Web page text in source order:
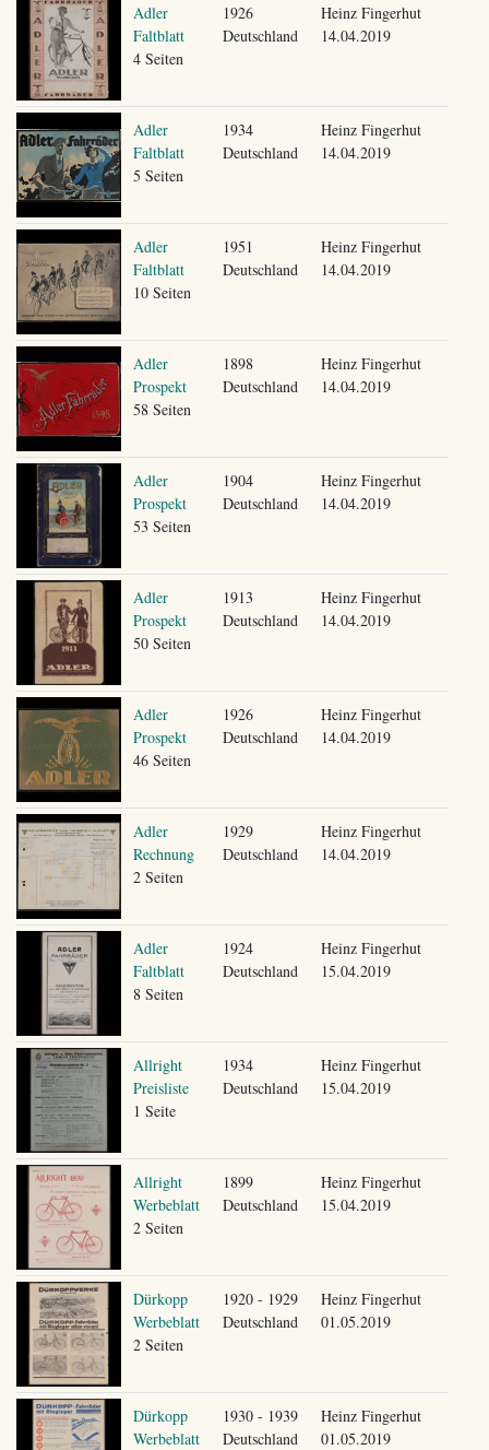
Adler
Faltblatt
4 Seiten
1926
Deutschland
Heinz Fingerhut
14.04.2019
Adler
Faltblatt
5 Seiten
1934
Deutschland
Heinz Fingerhut
14.04.2019
Adler
Faltblatt
10 Seiten
1951
Deutschland
Heinz Fingerhut
14.04.2019
Adler
Prospekt
58 Seiten
1898
Deutschland
Heinz Fingerhut
14.04.2019
Adler
Prospekt
53 Seiten
1904
Deutschland
Heinz Fingerhut
14.04.2019
Adler
Prospekt
50 Seiten
1913
Deutschland
Heinz Fingerhut
14.04.2019
Adler
Prospekt
46 Seiten
1926
Deutschland
Heinz Fingerhut
14.04.2019
Adler
Rechnung
2 Seiten
1929
Deutschland
Heinz Fingerhut
14.04.2019
Adler
Faltblatt
8 Seiten
1924
Deutschland
Heinz Fingerhut
15.04.2019
Allright
Preisliste
1 Seite
1934
Deutschland
Heinz Fingerhut
15.04.2019
Allright
Werbeblatt
2 Seiten
1899
Deutschland
Heinz Fingerhut
15.04.2019
Dürkopp
Werbeblatt
2 Seiten
1920 - 1929
Deutschland
Heinz Fingerhut
01.05.2019
Dürkopp
Werbeblatt
1930 - 1939
Deutschland
Heinz Fingerhut
01.05.2019